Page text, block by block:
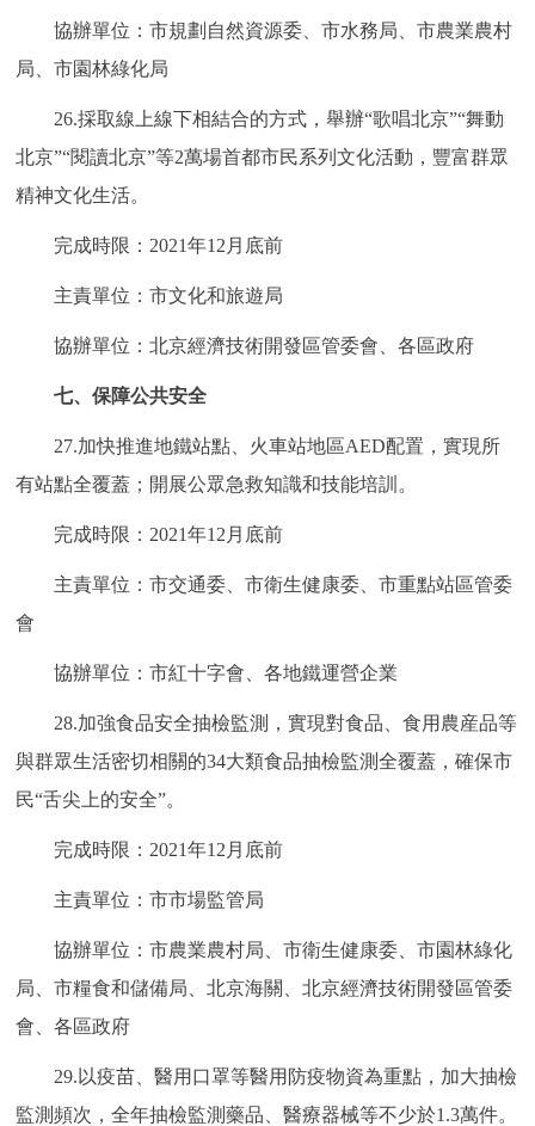
協辦單位：市規劃自然資源委、市水務局、市農業農村
局、市園林綠化局
26.採取線上線下相結合的方式，舉辦“歌唱北京”“舞動
北京”“閱讀北京”等2萬場首都市民系列文化活動，豐富群眾
精神文化生活。
完成時限：2021年12月底前
主責單位：市文化和旅遊局
協辦單位：北京經濟技術開發區管委會、各區政府
七、保障公共安全
27.加快推進地鐵站點、火車站地區AED配置，實現所
有站點全覆蓋；開展公眾急救知識和技能培訓。
完成時限：2021年12月底前
主責單位：市交通委、市衛生健康委、市重點站區管委
會
協辦單位：市紅十字會、各地鐵運營企業
28.加強食品安全抽檢監測，實現對食品、食用農産品等
與群眾生活密切相關的34大類食品抽檢監測全覆蓋，確保市
民“舌尖上的安全”。
完成時限：2021年12月底前
主責單位：市市場監管局
協辦單位：市農業農村局、市衛生健康委、市園林綠化
局、市糧食和儲備局、北京海關、北京經濟技術開發區管委
會、各區政府
29.以疫苗、醫用口罩等醫用防疫物資為重點，加大抽檢
監測頻次，全年抽檢監測藥品、醫療器械等不少於1.3萬件。